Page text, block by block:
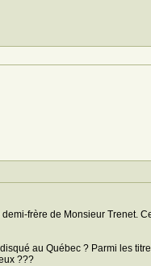
frère de Monsieur Trenet.
au Québec ? Parmi les
???